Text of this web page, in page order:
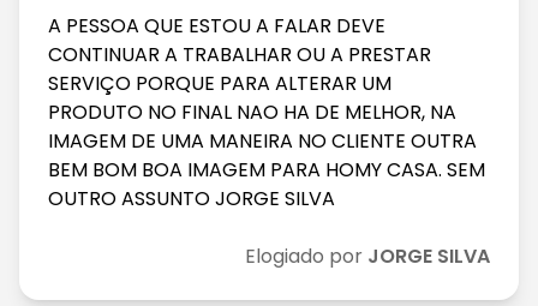
A PESSOA QUE ESTOU A FALAR DEVE
CONTINUAR A TRABALHAR OU A PRESTAR
SERVIÇO PORQUE PARA ALTERAR UM
PRODUTO NO FINAL NAO HA DE MELHOR, NA
IMAGEM DE UMA MANEIRA NO CLIENTE OUTRA
BEM BOM BOA IMAGEM PARA HOMY CASA. SEM
OUTRO ASSUNTO JORGE SILVA
Elogiado por JORGE SILVA